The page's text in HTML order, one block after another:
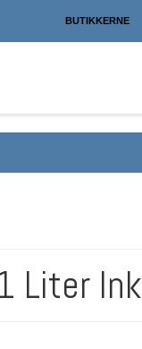
BUTIKKERNE
Liter Ink